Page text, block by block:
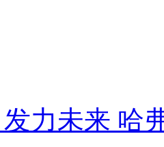
力未来 哈